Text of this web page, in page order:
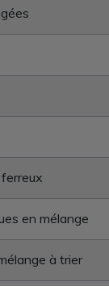
en mélange
à trier